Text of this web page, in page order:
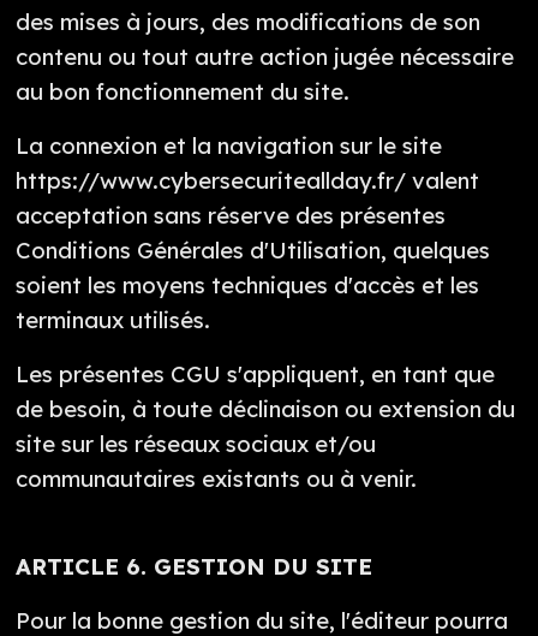
des mises à jours, des modifications de son
contenu ou tout autre action jugée nécessaire
au bon fonctionnement du site.
La connexion et la navigation sur le site
https://www.cybersecuriteallday.fr/ valent
acceptation sans réserve des présentes
Conditions Générales d'Utilisation, quelques
soient les moyens techniques d'accès et les
terminaux utilisés.
Les présentes CGU s'appliquent, en tant que
de besoin, à toute déclinaison ou extension du
site sur les réseaux sociaux et/ou
communautaires existants ou à venir.
ARTICLE 6. GESTION DU SITE
Pour la bonne gestion du site, l'éditeur pourra